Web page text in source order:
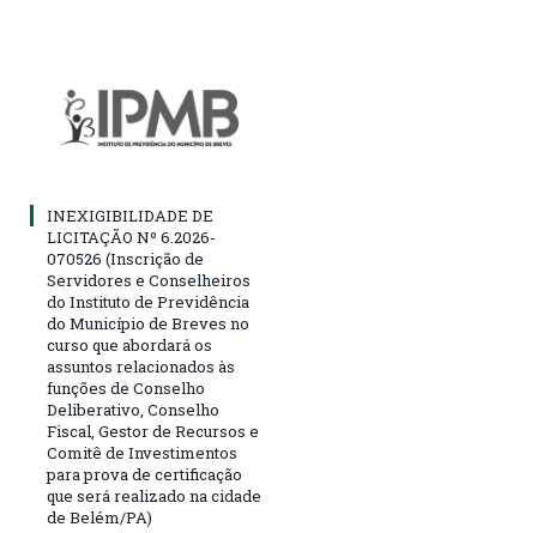
INEXIGIBILIDADE DE
LICITAÇÃO Nº 6.2026-
070526 (Inscrição de
Servidores e Conselheiros
do Instituto de Previdência
do Município de Breves no
curso que abordará os
assuntos relacionados às
funções de Conselho
Deliberativo, Conselho
Fiscal, Gestor de Recursos e
Comitê de Investimentos
para prova de certificação
que será realizado na cidade
de Belém/PA)